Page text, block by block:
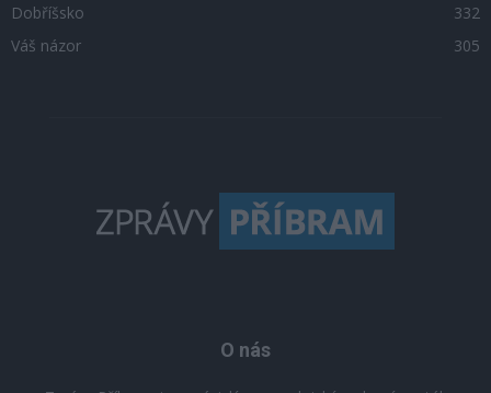
Dobříšsko
332
Váš názor
305
O nás